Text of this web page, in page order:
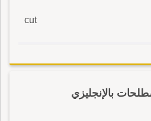
cut
بالإنجليزي